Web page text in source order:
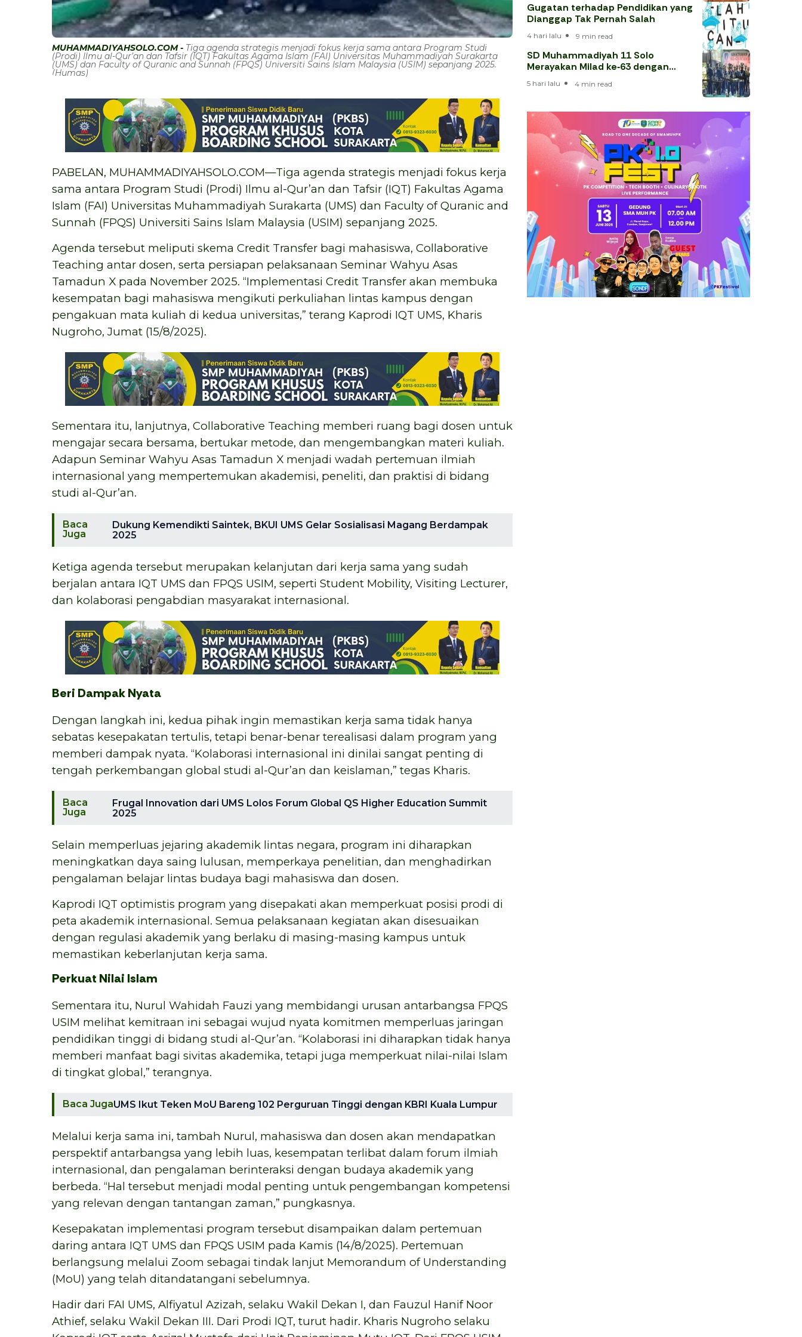
MUHAMMADIYAHSOLO.COM - Tiga agenda strategis menjadi fokus kerja sama antara Program Studi
(Prodi) Ilmu al-Qur’an dan Tafsir (IQT) Fakultas Agama Islam (FAI) Universitas Muhammadiyah Surakarta
(UMS) dan Faculty of Quranic and Sunnah (FPQS) Universiti Sains Islam Malaysia (USIM) sepanjang 2025.
(Humas)
PABELAN, MUHAMMADIYAHSOLO.COM—Tiga agenda strategis menjadi fokus kerja
sama antara Program Studi (Prodi) Ilmu al-Qur’an dan Tafsir (IQT) Fakultas Agama
Islam (FAI) Universitas Muhammadiyah Surakarta (UMS) dan Faculty of Quranic and
Sunnah (FPQS) Universiti Sains Islam Malaysia (USIM) sepanjang 2025.
Agenda tersebut meliputi skema Credit Transfer bagi mahasiswa, Collaborative
Teaching antar dosen, serta persiapan pelaksanaan Seminar Wahyu Asas
Tamadun X pada November 2025. “Implementasi Credit Transfer akan membuka
kesempatan bagi mahasiswa mengikuti perkuliahan lintas kampus dengan
pengakuan mata kuliah di kedua universitas,” terang Kaprodi IQT UMS, Kharis
Nugroho, Jumat (15/8/2025).
Sementara itu, lanjutnya, Collaborative Teaching memberi ruang bagi dosen untuk
mengajar secara bersama, bertukar metode, dan mengembangkan materi kuliah.
Adapun Seminar Wahyu Asas Tamadun X menjadi wadah pertemuan ilmiah
internasional yang mempertemukan akademisi, peneliti, dan praktisi di bidang
studi al-Qur’an.
Baca
Juga
Dukung Kemendikti Saintek, BKUI UMS Gelar Sosialisasi Magang Berdampak
2025
Ketiga agenda tersebut merupakan kelanjutan dari kerja sama yang sudah
berjalan antara IQT UMS dan FPQS USIM, seperti Student Mobility, Visiting Lecturer,
dan kolaborasi pengabdian masyarakat internasional.
Beri Dampak Nyata
Dengan langkah ini, kedua pihak ingin memastikan kerja sama tidak hanya
sebatas kesepakatan tertulis, tetapi benar-benar terealisasi dalam program yang
memberi dampak nyata. “Kolaborasi internasional ini dinilai sangat penting di
tengah perkembangan global studi al-Qur’an dan keislaman,” tegas Kharis.
Baca
Juga
Frugal Innovation dari UMS Lolos Forum Global QS Higher Education Summit
2025
Selain memperluas jejaring akademik lintas negara, program ini diharapkan
meningkatkan daya saing lulusan, memperkaya penelitian, dan menghadirkan
pengalaman belajar lintas budaya bagi mahasiswa dan dosen.
Kaprodi IQT optimistis program yang disepakati akan memperkuat posisi prodi di
peta akademik internasional. Semua pelaksanaan kegiatan akan disesuaikan
dengan regulasi akademik yang berlaku di masing-masing kampus untuk
memastikan keberlanjutan kerja sama.
Perkuat Nilai Islam
Sementara itu, Nurul Wahidah Fauzi yang membidangi urusan antarbangsa FPQS
USIM melihat kemitraan ini sebagai wujud nyata komitmen memperluas jaringan
pendidikan tinggi di bidang studi al-Qur’an. “Kolaborasi ini diharapkan tidak hanya
memberi manfaat bagi sivitas akademika, tetapi juga memperkuat nilai-nilai Islam
di tingkat global,” terangnya.
Baca JugaUMS Ikut Teken MoU Bareng 102 Perguruan Tinggi dengan KBRI Kuala Lumpur
Melalui kerja sama ini, tambah Nurul, mahasiswa dan dosen akan mendapatkan
perspektif antarbangsa yang lebih luas, kesempatan terlibat dalam forum ilmiah
internasional, dan pengalaman berinteraksi dengan budaya akademik yang
berbeda. “Hal tersebut menjadi modal penting untuk pengembangan kompetensi
yang relevan dengan tantangan zaman,” pungkasnya.
Kesepakatan implementasi program tersebut disampaikan dalam pertemuan
daring antara IQT UMS dan FPQS USIM pada Kamis (14/8/2025). Pertemuan
berlangsung melalui Zoom sebagai tindak lanjut Memorandum of Understanding
(MoU) yang telah ditandatangani sebelumnya.
Hadir dari FAI UMS, Alfiyatul Azizah, selaku Wakil Dekan I, dan Fauzul Hanif Noor
Athief, selaku Wakil Dekan III. Dari Prodi IQT, turut hadir. Kharis Nugroho selaku
Gugatan terhadap Pendidikan yang
Dianggap Tak Pernah Salah
4 hari lalu 9 min read
SD Muhammadiyah 11 Solo
Merayakan Milad ke‑63 dengan
5 hari lalu 4 min read